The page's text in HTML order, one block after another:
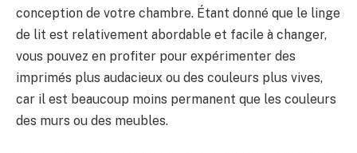
conception de votre chambre. Étant donné que le linge
de lit est relativement abordable et facile à changer,
vous pouvez en profiter pour expérimenter des
imprimés plus audacieux ou des couleurs plus vives,
car il est beaucoup moins permanent que les couleurs
des murs ou des meubles.